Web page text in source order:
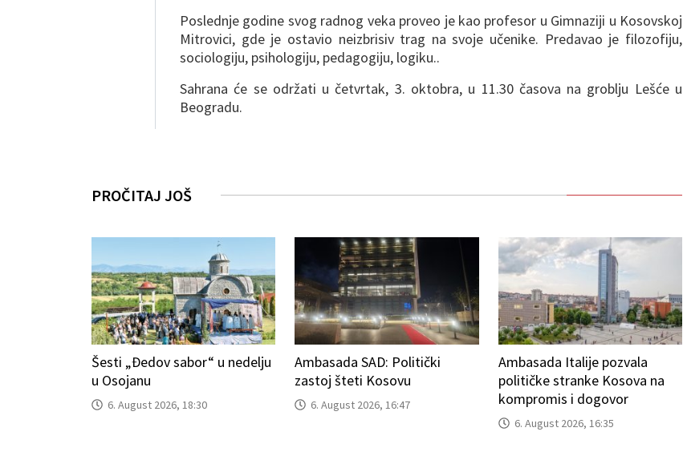
Poslednje godine svog radnog veka proveo je kao profesor u Gimnaziji u Kosovskoj
Mitrovici, gde je ostavio neizbrisiv trag na svoje učenike. Predavao je filozofiju,
sociologiju, psihologiju, pedagogiju, logiku..
Sahrana će se održati u četvrtak, 3. oktobra, u 11.30 časova na groblju Lešće u
Beogradu.
PROČITAJ JOŠ
Šesti „Đedov sabor“ u nedelju
u Osojanu
6. August 2026, 18:30
Ambasada SAD: Politički
zastoj šteti Kosovu
6. August 2026, 16:47
Ambasada Italije pozvala
političke stranke Kosova na
kompromis i dogovor
6. August 2026, 16:35